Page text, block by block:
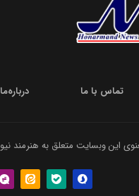
تماس با ما درباره‌‌ما
این وبسایت متعلق به هنرمند